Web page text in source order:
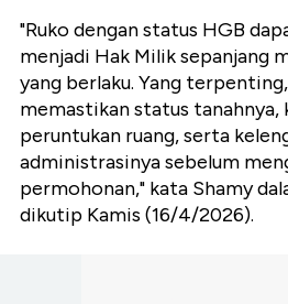
"Ruko dengan status HGB
menjadi Hak Milik sepanjang
yang berlaku. Yang
memastikan status tanahnya,
peruntukan ruang, serta
administrasinya sebelum
permohonan," kata Shamy
dikutip Kamis (16/4/2026).